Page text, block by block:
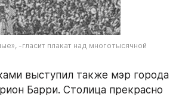
-гласит плакат над многотысячной
выступил также мэр города
Барри. Столица прекрасно